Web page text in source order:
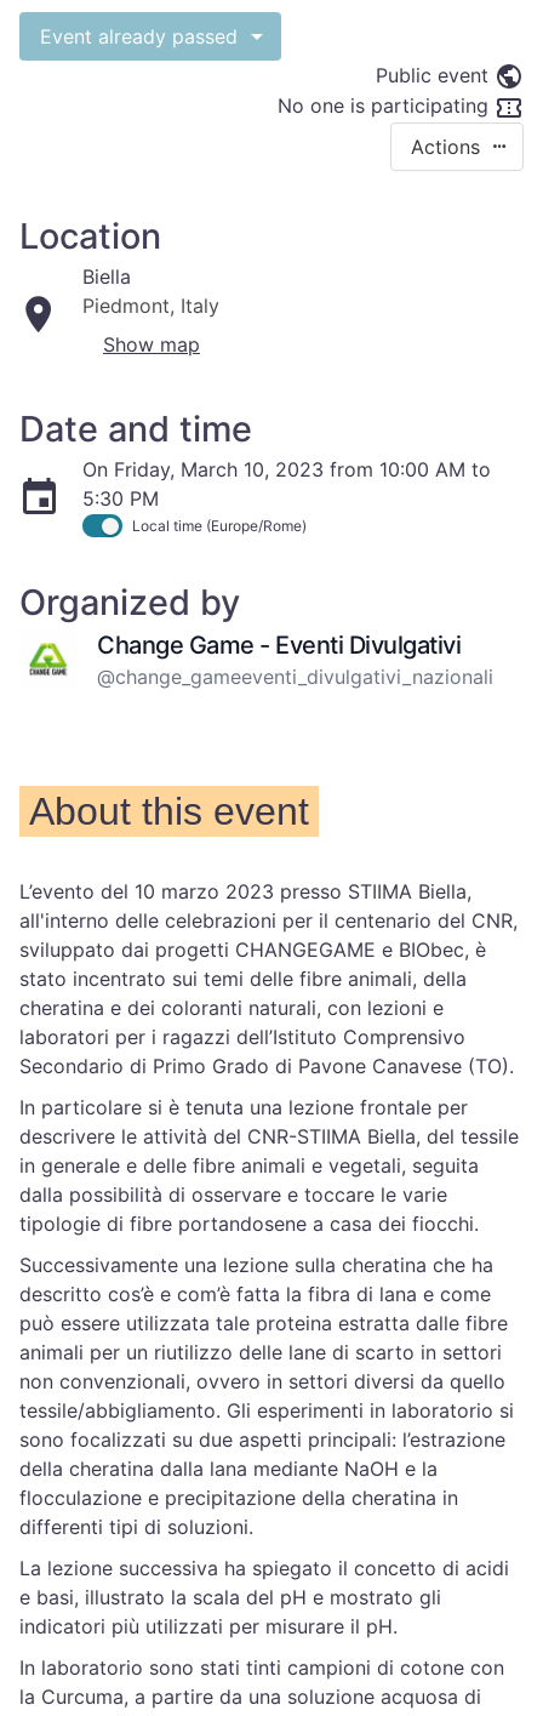
Event already passed
Public event
No one is participating
Actions
Location
Biella
Piedmont, Italy
Show map
Date and time
On Friday, March 10, 2023 from 10:00 AM to
5:30 PM
Local time (Europe/Rome)
Organized by
Change Game - Eventi Divulgativi
@change_gameeventi_divulgativi_nazionali
About this event
L’evento del 10 marzo 2023 presso STIIMA Biella,
all'interno delle celebrazioni per il centenario del CNR,
sviluppato dai progetti CHANGEGAME e BIObec, è
stato incentrato sui temi delle fibre animali, della
cheratina e dei coloranti naturali, con lezioni e
laboratori per i ragazzi dell’Istituto Comprensivo
Secondario di Primo Grado di Pavone Canavese (TO).
In particolare si è tenuta una lezione frontale per
descrivere le attività del CNR-STIIMA Biella, del tessile
in generale e delle fibre animali e vegetali, seguita
dalla possibilità di osservare e toccare le varie
tipologie di fibre portandosene a casa dei fiocchi.
Successivamente una lezione sulla cheratina che ha
descritto cos’è e com’è fatta la fibra di lana e come
può essere utilizzata tale proteina estratta dalle fibre
animali per un riutilizzo delle lane di scarto in settori
non convenzionali, ovvero in settori diversi da quello
tessile/abbigliamento. Gli esperimenti in laboratorio si
sono focalizzati su due aspetti principali: l’estrazione
della cheratina dalla lana mediante NaOH e la
flocculazione e precipitazione della cheratina in
differenti tipi di soluzioni.
La lezione successiva ha spiegato il concetto di acidi
e basi, illustrato la scala del pH e mostrato gli
indicatori più utilizzati per misurare il pH.
In laboratorio sono stati tinti campioni di cotone con
la Curcuma, a partire da una soluzione acquosa di